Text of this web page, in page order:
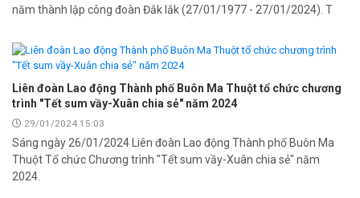
năm thành lập công đoàn Đắk lắk (27/01/1977 - 27/01/2024). T
Liên đoàn Lao động Thành phố Buôn Ma Thuột tổ chức chương
trình "Tết sum vầy-Xuân chia sẻ" năm 2024
29/01/2024 15:03
Sáng ngày 26/01/2024 Liên đoàn Lao động Thành phố Buôn Ma
Thuột Tổ chức Chương trình "Tết sum vầy-Xuân chia sẻ" năm
2024.